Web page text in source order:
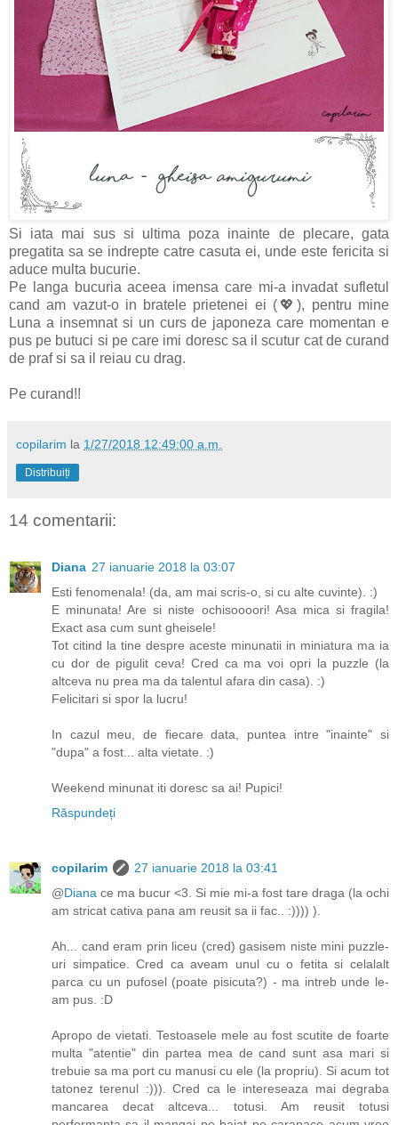
Si iata mai sus si ultima poza inainte de plecare, gata
pregatita sa se indrepte catre casuta ei, unde este fericita si
aduce multa bucurie.
Pe langa bucuria aceea imensa care mi-a invadat sufletul
cand am vazut-o in bratele prietenei ei (💖), pentru mine
Luna a insemnat si un curs de japoneza care momentan e
pus pe butuci si pe care imi doresc sa il scutur cat de curand
de praf si sa il reiau cu drag.
Pe curand!!
copilarim la 1/27/2018 12:49:00 a.m.
Distribuiți
14 comentarii:
Diana 27 ianuarie 2018 la 03:07
Esti fenomenala! (da, am mai scris-o, si cu alte cuvinte). :)
E minunata! Are si niste ochisoooori! Asa mica si fragila!
Exact asa cum sunt gheisele!
Tot citind la tine despre aceste minunatii in miniatura ma ia
cu dor de pigulit ceva! Cred ca ma voi opri la puzzle (la
altceva nu prea ma da talentul afara din casa). :)
Felicitari si spor la lucru!
In cazul meu, de fiecare data, puntea intre "inainte" si
"dupa" a fost... alta vietate. :)
Weekend minunat iti doresc sa ai! Pupici!
Răspundeți
copilarim
27 ianuarie 2018 la 03:41
@Diana ce ma bucur <3. Si mie mi-a fost tare draga (la ochi
am stricat cativa pana am reusit sa ii fac.. :)))) ).
Ah... cand eram prin liceu (cred) gasisem niste mini puzzle-
uri simpatice. Cred ca aveam unul cu o fetita si celalalt
parca cu un pufosel (poate pisicuta?) - ma intreb unde le-
am pus. :D
Apropo de vietati. Testoasele mele au fost scutite de foarte
multa "atentie" din partea mea de cand sunt asa mari si
trebuie sa ma port cu manusi cu ele (la propriu). Si acum tot
tatonez terenul :))). Cred ca le intereseaza mai degraba
mancarea decat altceva... totusi. Am reusit totusi